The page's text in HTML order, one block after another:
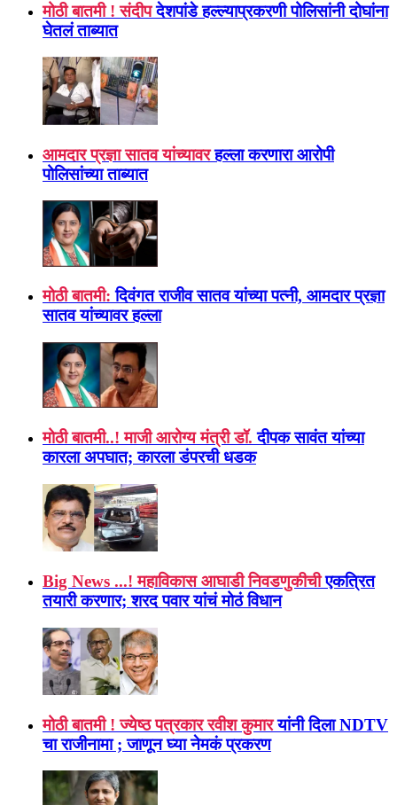
मोठी बातमी ! संदीप देशपांडे हल्ल्याप्रकरणी पोलिसांनी दोघांना
घेतलं ताब्यात
आमदार प्रज्ञा सातव यांच्यावर हल्ला करणारा आरोपी
पोलिसांच्या ताब्यात
मोठी बातमी: दिवंगत राजीव सातव यांच्या पत्नी, आमदार प्रज्ञा
सातव यांच्यावर हल्ला
मोठी बातमी..! माजी आरोग्य मंत्री डॉ. दीपक सावंत यांच्या
कारला अपघात; कारला डंपरची धडक
Big News ...! महाविकास आघाडी निवडणुकीची एकत्रित
तयारी करणार; शरद पवार यांचं मोठं विधान
मोठी बातमी ! ज्येष्ठ पत्रकार रवीश कुमार यांनी दिला NDTV
चा राजीनामा ; जाणून घ्या नेमकं प्रकरण